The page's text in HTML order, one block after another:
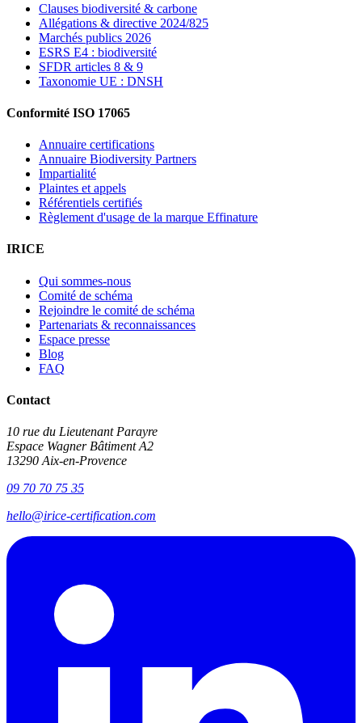
Clauses biodiversité & carbone
Allégations & directive 2024/825
Marchés publics 2026
ESRS E4 : biodiversité
SFDR articles 8 & 9
Taxonomie UE : DNSH
Conformité ISO 17065
Annuaire certifications
Annuaire Biodiversity Partners
Impartialité
Plaintes et appels
Référentiels certifiés
Règlement d'usage de la marque Effinature
IRICE
Qui sommes-nous
Comité de schéma
Rejoindre le comité de schéma
Partenariats & reconnaissances
Espace presse
Blog
FAQ
Contact
10 rue du Lieutenant Parayre
Espace Wagner Bâtiment A2
13290 Aix-en-Provence
09 70 70 75 35
hello@irice-certification.com